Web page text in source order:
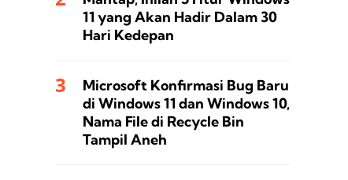
11 yang Akan Hadir Dalam 30
Hari Kedepan
Microsoft Konfirmasi Bug Baru
di Windows 11 dan Windows 10,
Nama File di Recycle Bin
Tampil Aneh